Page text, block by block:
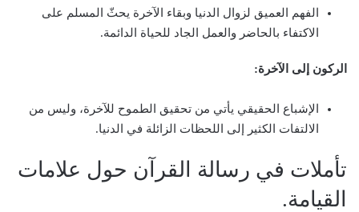
الفهم العميق لزوال الدنيا وبقاء الآخرة يحثّ المسلم على
الاكتفاء بالحاضر والعمل الجاد للحياة الدائمة.
الركون إلى الآخرة:
الإشباع الحقيقي يأتي من تحقيق الطموح للآخرة، وليس من
الالتفات الكثير إلى اللحظات الزائلة في الدنيا.
تأملات في رسالة القرآن حول علامات
القيامة.